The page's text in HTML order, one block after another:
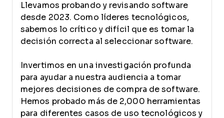
Llevamos probando y revisando software
desde 2023. Como líderes tecnológicos,
sabemos lo crítico y difícil que es tomar la
decisión correcta al seleccionar software.
Invertimos en una investigación profunda
para ayudar a nuestra audiencia a tomar
mejores decisiones de compra de software.
Hemos probado más de 2,000 herramientas
para diferentes casos de uso tecnológicos y